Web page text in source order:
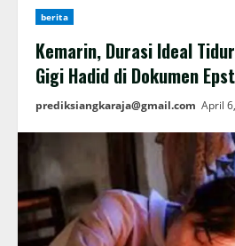
berita
Kemarin, Durasi Ideal
Gigi Hadid di Dokumen
prediksiangkaraja@gmail.com April